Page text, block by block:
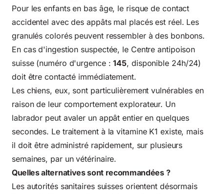
Pour les enfants en bas âge, le risque de contact
accidentel avec des appâts mal placés est réel. Les
granulés colorés peuvent ressembler à des bonbons.
En cas d'ingestion suspectée, le Centre antipoison
suisse (numéro d'urgence :145, disponible 24h/24)
doit être contacté immédiatement.
Les chiens, eux, sont particulièrement vulnérables en
raison de leur comportement explorateur. Un
labrador peut avaler un appât entier en quelques
secondes. Le traitement à la vitamine K1 existe, mais
il doit être administré rapidement, sur plusieurs
semaines, par un vétérinaire.
Quelles alternatives sont recommandées ?
Les autorités sanitaires suisses orientent désormais